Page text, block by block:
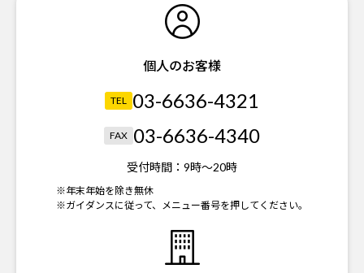
個人のお客様
TEL 03-6636-4321
FAX 03-6636-4340
受付時間： 9時～20時
※年末年始を除き無休
※ガイダンスに従って、メニュー番号を押してください。